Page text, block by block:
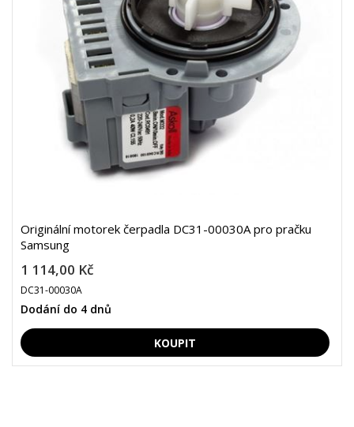
Originální motorek čerpadla DC31-00030A pro pračku
Samsung
1 114,00 Kč
DC31-00030A
Dodání do 4 dnů